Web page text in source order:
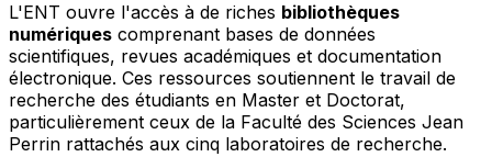
L'ENT ouvre l'accès à de riches bibliothèques
numériques comprenant bases de données
scientifiques, revues académiques et documentation
électronique. Ces ressources soutiennent le travail de
recherche des étudiants en Master et Doctorat,
particulièrement ceux de la Faculté des Sciences Jean
Perrin rattachés aux cinq laboratoires de recherche.